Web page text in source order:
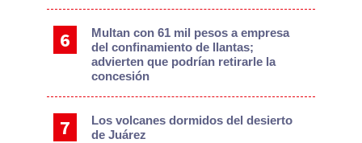
Multan con 61 mil pesos a empresa
del confinamiento de llantas;
advierten que podrían retirarle la
concesión
Los volcanes dormidos del desierto
de Juárez